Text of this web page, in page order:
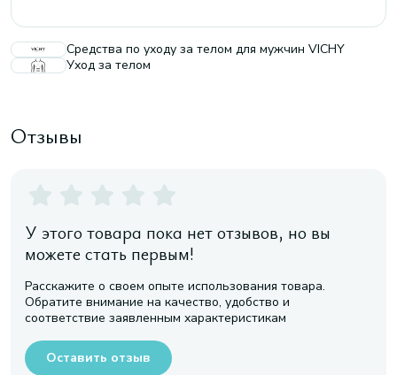
Средства по уходу за телом для мужчин VICHY
Уход за телом
Отзывы
У этого товара пока нет отзывов, но вы
можете стать первым!
Расскажите о своем опыте использования товара.
Обратите внимание на качество, удобство и
соответствие заявленным характеристикам
Оставить отзыв